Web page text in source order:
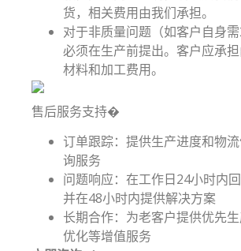
货，相关费用由我们承担。
对于非质量问题（如客户自身需
必须在生产前提出。客户应承
材料和加工费用。
售后服务支持�️
订单跟踪：提供生产进度和物
询服务
问题响应：在工作日24小时内回
并在48小时内提供解决方案
长期合作：为老客户提供优先
优化等增值服务